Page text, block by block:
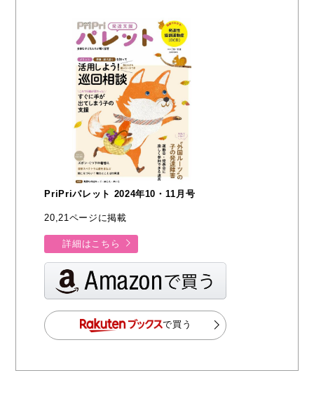
PriPriパレット 2024年10・11月号
20,21ページに掲載
詳細はこちら
で買う